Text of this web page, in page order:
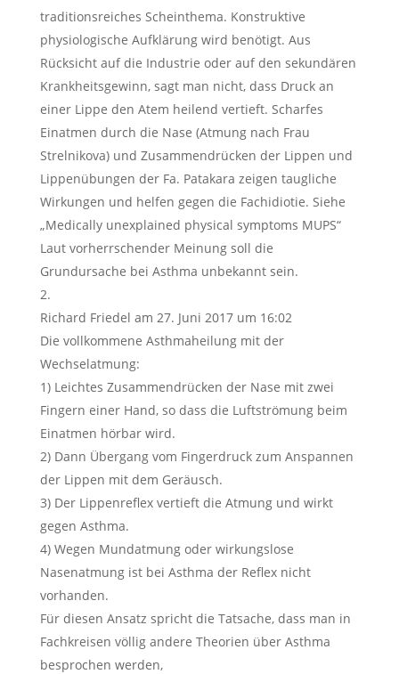
traditionsreiches Scheinthema. Konstruktive
physiologische Aufklärung wird benötigt. Aus
Rücksicht auf die Industrie oder auf den sekundären
Krankheitsgewinn, sagt man nicht, dass Druck an
einer Lippe den Atem heilend vertieft. Scharfes
Einatmen durch die Nase (Atmung nach Frau
Strelnikova) und Zusammendrücken der Lippen und
Lippenübungen der Fa. Patakara zeigen taugliche
Wirkungen und helfen gegen die Fachidiotie. Siehe
„Medically unexplained physical symptoms MUPS“
Laut vorherrschender Meinung soll die
Grundursache bei Asthma unbekannt sein.
Richard Friedel am 27. Juni 2017 um 16:02
Die vollkommene Asthmaheilung mit der
Wechselatmung:
1) Leichtes Zusammendrücken der Nase mit zwei
Fingern einer Hand, so dass die Luftströmung beim
Einatmen hörbar wird.
2) Dann Übergang vom Fingerdruck zum Anspannen
der Lippen mit dem Geräusch.
3) Der Lippenreflex vertieft die Atmung und wirkt
gegen Asthma.
4) Wegen Mundatmung oder wirkungslose
Nasenatmung ist bei Asthma der Reflex nicht
vorhanden.
Für diesen Ansatz spricht die Tatsache, dass man in
Fachkreisen völlig andere Theorien über Asthma
besprochen werden,